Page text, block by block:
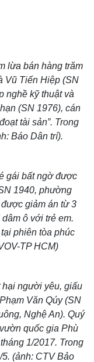
lừa bán hàng trăm
Vũ Tiến Hiệp (SN
nghề kỹ thuật và
(SN 1976), cán
tài sản”. Trong
Báo Dân trí).
gái bất ngờ được
1940, phường
giảm án từ 3
ô với trẻ em.
phiên tòa phúc
TP HCM)
hại người yêu, giấu
Văn Qúy (SN
Nghệ An). Quý
quốc gia Phù
1/2017. Trong
(ảnh: CTV Bảo